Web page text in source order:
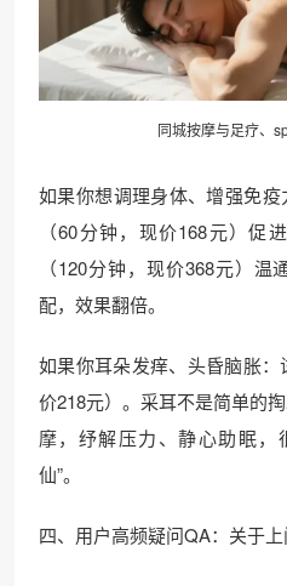
同城按摩与足疗、
如果你想调理身体、增强免
（60分钟，现价168元）促
（120分钟，现价368元）
配，效果翻倍。
如果你耳朵发痒、头昏脑胀
价218元）。采耳不是简单的
摩，纾解压力、静心助眠，
仙”。
四、用户高频疑问QA：关于